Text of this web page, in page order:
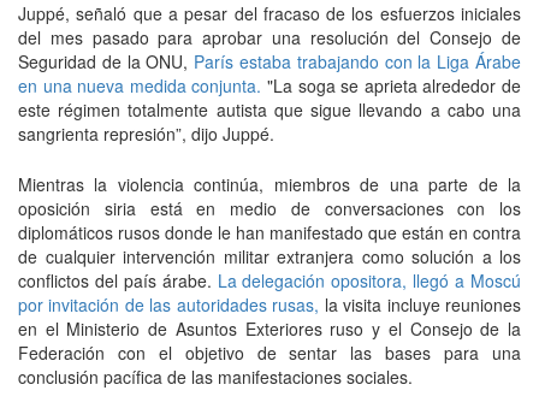
Juppé, señaló que a pesar del fracaso de los esfuerzos iniciales
del mes pasado para aprobar una resolución del Consejo de
Seguridad de la ONU, París estaba trabajando con la Liga Árabe
en una nueva medida conjunta. "La soga se aprieta alrededor de
este régimen totalmente autista que sigue llevando a cabo una
sangrienta represión”, dijo Juppé.
Mientras la violencia continúa, miembros de una parte de la
oposición siria está en medio de conversaciones con los
diplomáticos rusos donde le han manifestado que están en contra
de cualquier intervención militar extranjera como solución a los
conflictos del país árabe. La delegación opositora, llegó a Moscú
por invitación de las autoridades rusas, la visita incluye reuniones
en el Ministerio de Asuntos Exteriores ruso y el Consejo de la
Federación con el objetivo de sentar las bases para una
conclusión pacífica de las manifestaciones sociales.